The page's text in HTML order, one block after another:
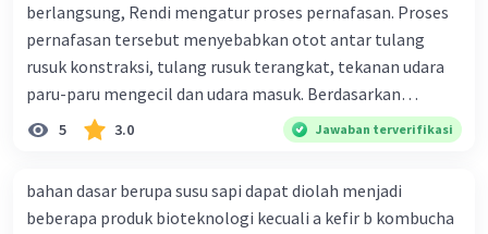
berlangsung, Rendi mengatur proses pernafasan. Proses
pernafasan tersebut menyebabkan otot antar tulang
rusuk konstraksi, tulang rusuk terangkat, tekanan udara
paru-paru mengecil dan udara masuk. Berdasarkan
informasi tersebut, dapat disimpulkan bahwa Rendi
sedang melakukan proses pernafasan....
5 3.0 Jawaban terverifikasi
bahan dasar berupa susu sapi dapat diolah menjadi
beberapa produk bioteknologi kecuali a kefir b kombucha